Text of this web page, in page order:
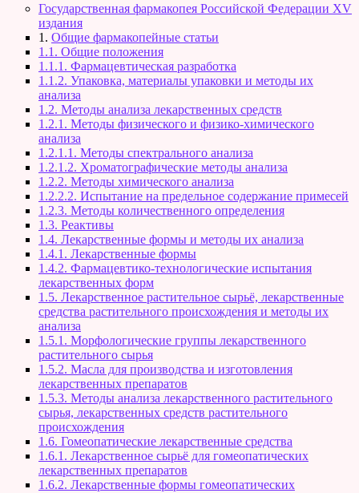
Государственная фармакопея Российской Федерации XV
издания
1. Общие фармакопейные статьи
1.1. Общие положения
1.1.1. Фармацевтическая разработка
1.1.2. Упаковка, материалы упаковки и методы их
анализа
1.2. Методы анализа лекарственных средств
1.2.1. Методы физического и физико-химического
анализа
1.2.1.1. Методы спектрального анализа
1.2.1.2. Хроматографические методы анализа
1.2.2. Методы химического анализа
1.2.2.2. Испытание на предельное содержание примесей
1.2.3. Методы количественного определения
1.3. Реактивы
1.4. Лекарственные формы и методы их анализа
1.4.1. Лекарственные формы
1.4.2. Фармацевтико-технологические испытания
лекарственных форм
1.5. Лекарственное растительное сырьё, лекарственные
средства растительного происхождения и методы их
анализа
1.5.1. Морфологические группы лекарственного
растительного сырья
1.5.2. Масла для производства и изготовления
лекарственных препаратов
1.5.3. Методы анализа лекарственного растительного
сырья, лекарственных средств растительного
происхождения
1.6. Гомеопатические лекарственные средства
1.6.1. Лекарственное сырьё для гомеопатических
лекарственных препаратов
1.6.2. Лекарственные формы гомеопатических